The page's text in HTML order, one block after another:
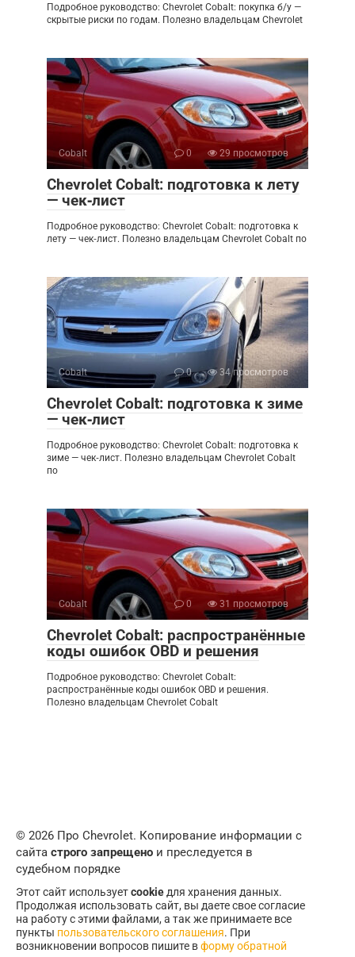
Подробное руководство: Chevrolet Cobalt: покупка б/у —
скрытые риски по годам. Полезно владельцам Chevrolet
Cobalt 0 29 просмотров
Chevrolet Cobalt: подготовка к лету
— чек‑лист
Подробное руководство: Chevrolet Cobalt: подготовка к
лету — чек‑лист. Полезно владельцам Chevrolet Cobalt по
Cobalt 0 34 просмотров
Chevrolet Cobalt: подготовка к зиме
— чек‑лист
Подробное руководство: Chevrolet Cobalt: подготовка к
зиме — чек‑лист. Полезно владельцам Chevrolet Cobalt
по
Cobalt 0 31 просмотров
Chevrolet Cobalt: распространённые
коды ошибок OBD и решения
Подробное руководство: Chevrolet Cobalt:
распространённые коды ошибок OBD и решения.
Полезно владельцам Chevrolet Cobalt
© 2026 Про Chevrolet. Копирование информации с
сайта строго запрещено и преследуется в
судебном порядке
Этот сайт используетcookie для хранения данных.
Продолжая использовать сайт, вы даете свое согласие
на работу с этими файлами, а так же принимаете все
пункты пользовательского соглашения. При
возникновении вопросов пишите вформу обратной